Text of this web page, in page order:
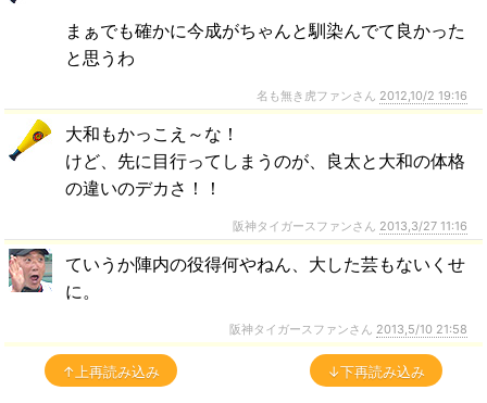
まぁでも確かに今成がちゃんと馴染んでて良かった
と思うわ
名も無き虎ファンさん 2012,10/2 19:16
大和もかっこえ～な！
けど、先に目行ってしまうのが、良太と大和の体格
の違いのデカさ！！
阪神タイガースファンさん 2013,3/27 11:16
ていうか陣内の役得何やねん、大した芸もないくせ
に。
阪神タイガースファンさん 2013,5/10 21:58
↑上再読み込み ↓下再読み込み